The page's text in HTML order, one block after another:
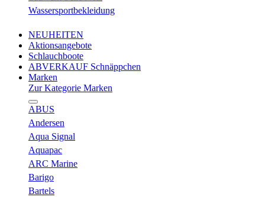
Wassersportbekleidung
NEUHEITEN
Aktionsangebote
Schlauchboote
ABVERKAUF Schnäppchen
Marken
Zur Kategorie Marken
ABUS
Andersen
Aqua Signal
Aquapac
ARC Marine
Barigo
Bartels